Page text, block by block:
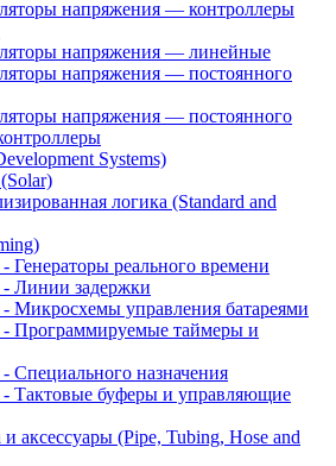
напряжения — контроллеры
напряжения — линейные
напряжения — постоянного
напряжения — постоянного
Systems)
логика (Standard and
реального времени
Линии задержки
Микросхемы управления батареями
Программируемые таймеры и
Специального назначения
Тактовые буферы и управляющие
аксессуары (Pipe, Tubing, Hose and